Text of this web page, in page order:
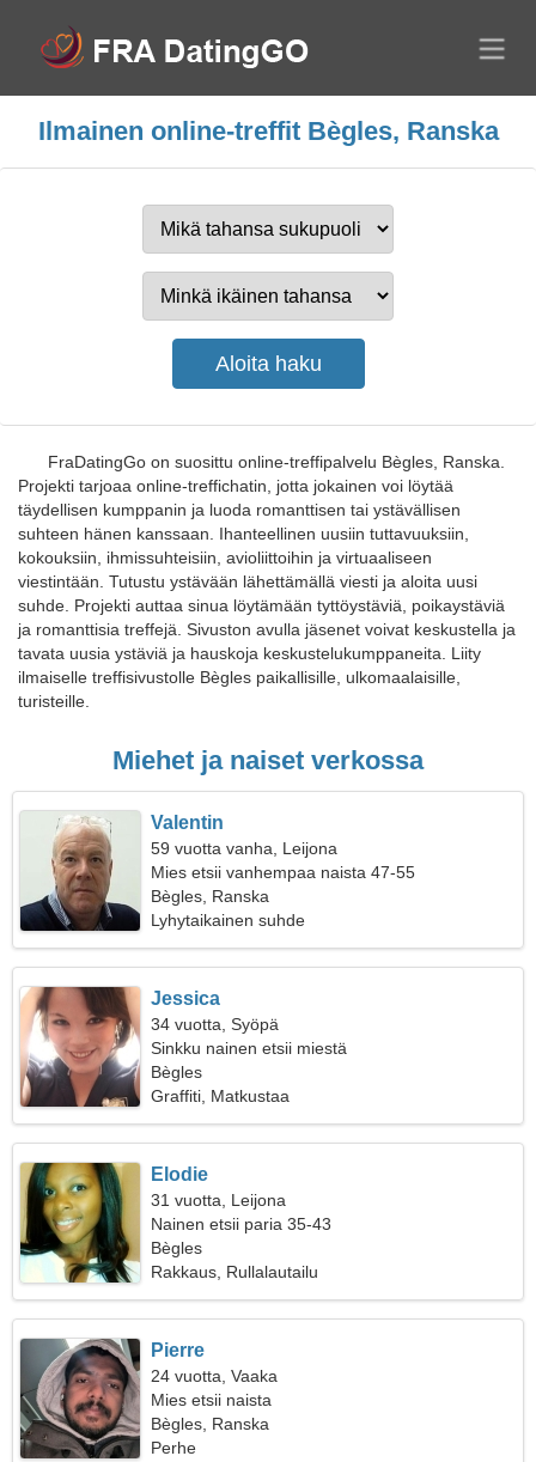
Ilmainen online-treffit Bègles, Ranska
FraDatingGo on suosittu online-treffipalvelu Bègles, Ranska.
Projekti tarjoaa online-treffichatin, jotta jokainen voi löytää
täydellisen kumppanin ja luoda romanttisen tai ystävällisen
suhteen hänen kanssaan. Ihanteellinen uusiin tuttavuuksiin,
kokouksiin, ihmissuhteisiin, avioliittoihin ja virtuaaliseen
viestintään. Tutustu ystävään lähettämällä viesti ja aloita uusi
suhde. Projekti auttaa sinua löytämään tyttöystäviä, poikaystäviä
ja romanttisia treffejä. Sivuston avulla jäsenet voivat keskustella ja
tavata uusia ystäviä ja hauskoja keskustelukumppaneita. Liity
ilmaiselle treffisivustolle Bègles paikallisille, ulkomaalaisille,
turisteille.
Miehet ja naiset verkossa
Valentin
59 vuotta vanha, Leijona
Mies etsii vanhempaa naista 47-55
Bègles, Ranska
Lyhytaikainen suhde
Jessica
34 vuotta, Syöpä
Sinkku nainen etsii miestä
Bègles
Graffiti, Matkustaa
Elodie
31 vuotta, Leijona
Nainen etsii paria 35-43
Bègles
Rakkaus, Rullalautailu
Pierre
24 vuotta, Vaaka
Mies etsii naista
Bègles, Ranska
Perhe